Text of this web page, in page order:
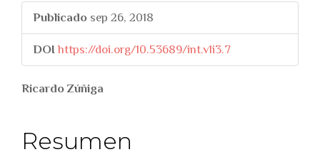
Publicado sep 26, 2018
DOI https://doi.org/10.53689/int.v1i3.7
Ricardo Zúñiga
Resumen